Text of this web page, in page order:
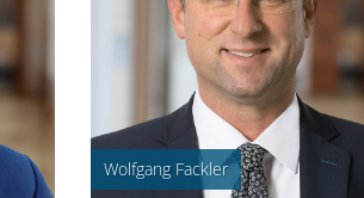
Wolfgang Fackler